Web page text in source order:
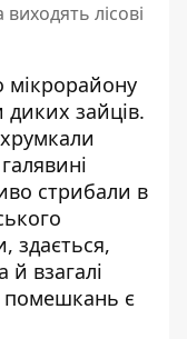
лісові
мікрорайону
зайців.
стрибали в
здається,
й взагалі
помешкань є